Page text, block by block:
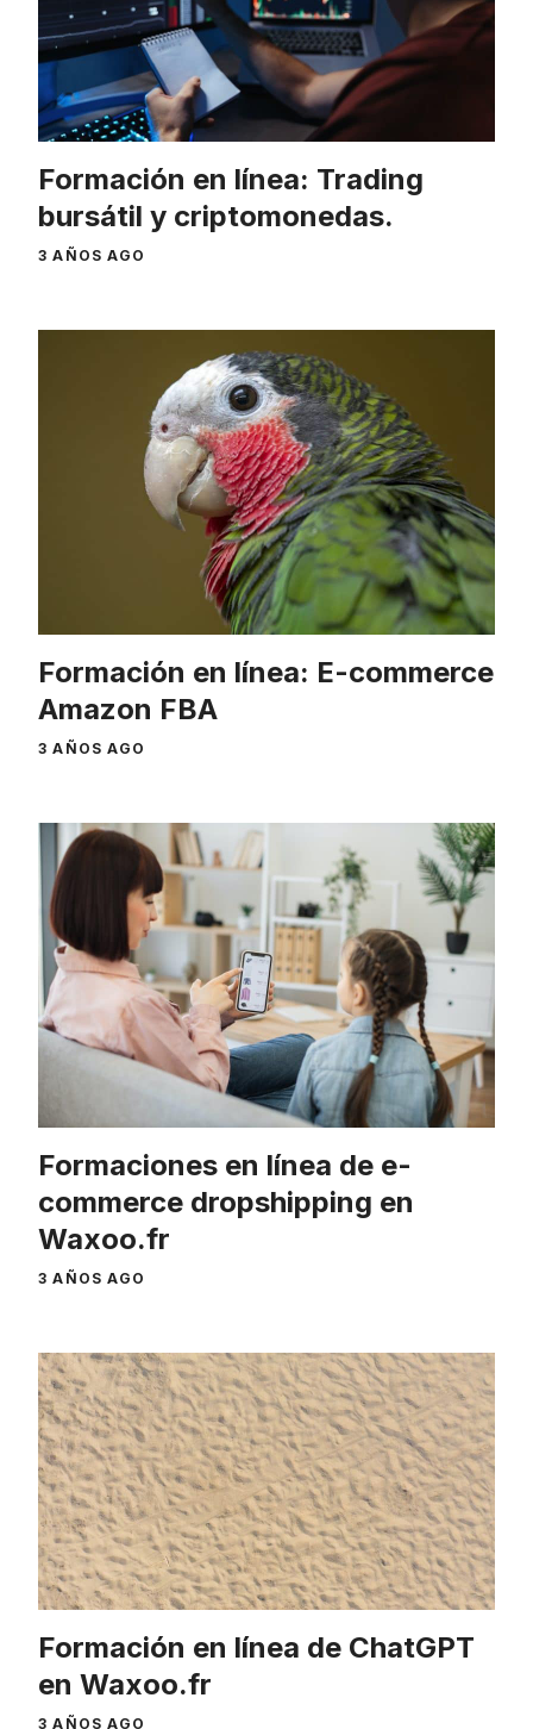
Formación en línea: Trading
bursátil y criptomonedas.
3 AÑOS AGO
Formación en línea: E-commerce
Amazon FBA
3 AÑOS AGO
Formaciones en línea de e-
commerce dropshipping en
Waxoo.fr
3 AÑOS AGO
Formación en línea de ChatGPT
en Waxoo.fr
3 AÑOS AGO